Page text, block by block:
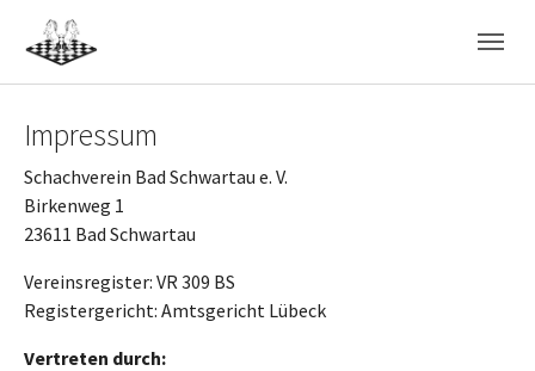
Skip to main navigation
Skip to main content
Skip to page footer
Impressum
Schachverein Bad Schwartau e. V.
Birkenweg 1
23611 Bad Schwartau
Vereinsregister: VR 309 BS
Registergericht: Amtsgericht Lübeck
Vertreten durch: